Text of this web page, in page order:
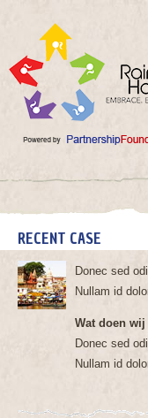
RECENT CASE
Donec sed
Nullam id
Wat doen
Donec sed
Nullam id